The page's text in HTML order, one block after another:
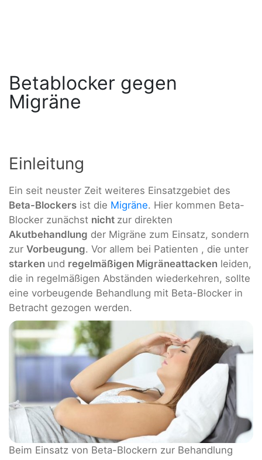
Betablocker gegen
Migräne
Einleitung
Ein seit neuster Zeit weiteres Einsatzgebiet des
Beta-Blockers ist die Migräne. Hier kommen Beta-
Blocker zunächst nicht zur direkten
Akutbehandlung der Migräne zum Einsatz, sondern
zur Vorbeugung. Vor allem bei Patienten , die unter
starken und regelmäßigen Migräneattacken leiden,
die in regelmäßigen Abständen wiederkehren, sollte
eine vorbeugende Behandlung mit Beta-Blocker in
Betracht gezogen werden.
Beim Einsatz von Beta-Blockern zur Behandlung